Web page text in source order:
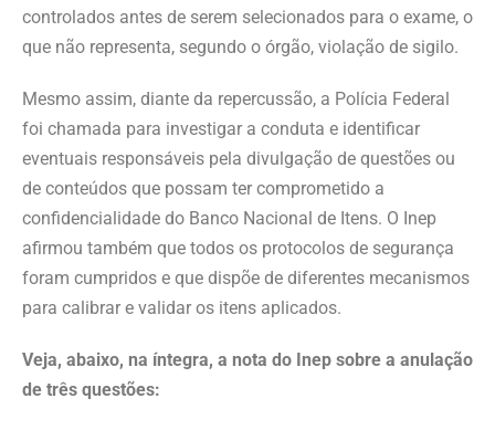
controlados antes de serem selecionados para o exame, o
que não representa, segundo o órgão, violação de sigilo.
Mesmo assim, diante da repercussão, a Polícia Federal
foi chamada para investigar a conduta e identificar
eventuais responsáveis pela divulgação de questões ou
de conteúdos que possam ter comprometido a
confidencialidade do Banco Nacional de Itens. O Inep
afirmou também que todos os protocolos de segurança
foram cumpridos e que dispõe de diferentes mecanismos
para calibrar e validar os itens aplicados.
Veja, abaixo, na íntegra, a nota do Inep sobre a anulação
de três questões: